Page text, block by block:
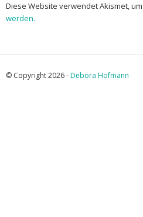
Diese Website verwendet Akismet,
werden.
© Copyright 2026 -Debora Hofmann